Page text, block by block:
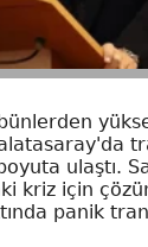
ulaştı.
kriz için
panik